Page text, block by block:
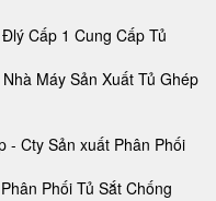
Cấp 1 Cung Cấp Tủ
Máy Sản Xuất Tủ Ghép
- Cty Sản xuất Phân Phối
Phối Tủ Sắt Chống